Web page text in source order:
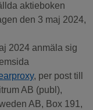
aktieboken
den 3 maj 2024,
2024 anmäla sig
, per post till
AB (publ),
AB, Box 191,